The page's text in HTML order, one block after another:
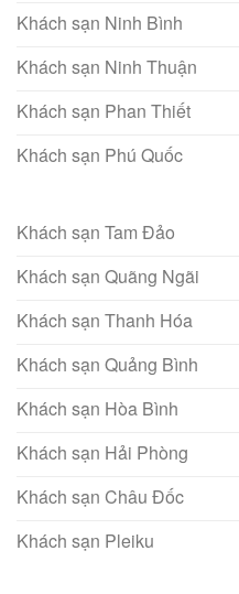
Khách sạn Ninh Bình
Khách sạn Ninh Thuận
Khách sạn Phan Thiết
Khách sạn Phú Quốc
Khách sạn Tam Đảo
Khách sạn Quãng Ngãi
Khách sạn Thanh Hóa
Khách sạn Quảng Bình
Khách sạn Hòa Bình
Khách sạn Hải Phòng
Khách sạn Châu Đốc
Khách sạn Pleiku